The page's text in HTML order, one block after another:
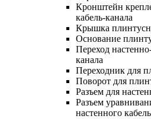
Кронштейн
кабель-канала
Крышка
Основание
Переход
канала
Переходник для
Поворот для
Разъем для
Разъем
настенного